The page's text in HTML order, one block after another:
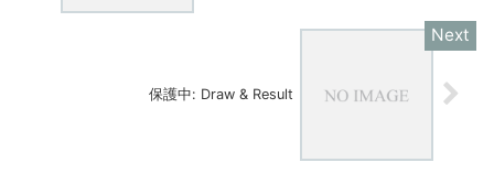
保護中: Draw & Result